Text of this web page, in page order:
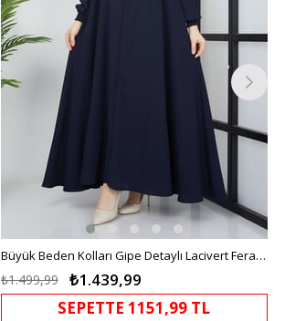
Büyük Beden Kolları Gipe Detaylı Lacivert Ferace
₺1.439,99
₺1.499,99
SEPETTE 1151,99 TL